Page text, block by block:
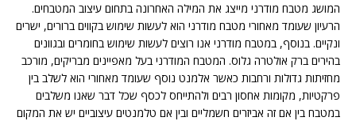
המושג מטבח מודרני מייצג את המילה האחרונה בתחום עיצוב המטבחים.
הרעיון שעומד מאחורי מטבח מודרני הוא לעשות שימוש בקווים ברורים, ישרים
ונקיים. בנוסף, במטבח מודרני אנו רוצים לעשות שימוש בחומרים ובגוונים
בהירים ברק אולטרה גלוס. המטבח המודרני בעל מאפיינים מבריקים, מורכב
מחזיתות גדולות ורחבות כאשר אלמנט נוסף שעומד מאחורי הוא לשלב בין
פרקטיות, מקומות אחסון רבים ולהתייחס לכסף שכל דבר שאנו משלבים
במטבח בין אם זה אביזרים חשמליים ובין אם טלמנטים עיצוביים יש את המקום